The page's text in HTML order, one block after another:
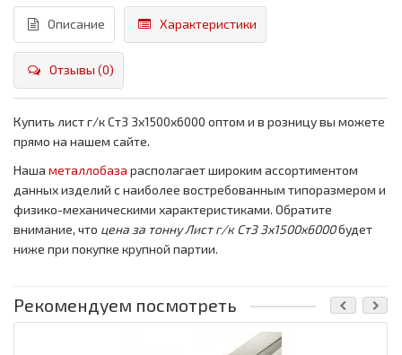
Описание Характеристики
Отзывы (0)
Купить лист г/к Ст3 3x1500x6000 оптом и в розницу вы можете
прямо на нашем сайте.
Наша металлобаза располагает широким ассортиментом
данных изделий с наиболее востребованным типоразмером и
физико-механическими характеристиками. Обратите
внимание, что цена за тоннуЛист г/к Ст3 3x1500x6000будет
ниже при покупке крупной партии.
Рекомендуем посмотреть